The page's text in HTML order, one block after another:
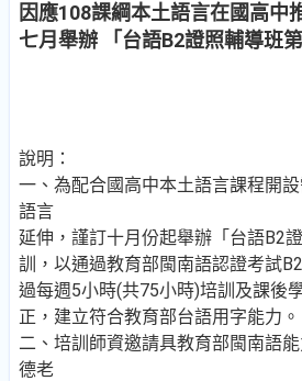
因應108課綱本土語言在國高中
七月舉辦 「台語B2證照輔導班第
說明：
一、為配合國高中本土語言課程開
語言
延伸，謹訂十月份起舉辦「台語B2
訓，以通過教育部閩南語認證考試
過每週5小時(共75小時)培訓及課後
正，建立符合教育部台語用字能力。
二、培訓師資邀請具教育部閩南語
德老